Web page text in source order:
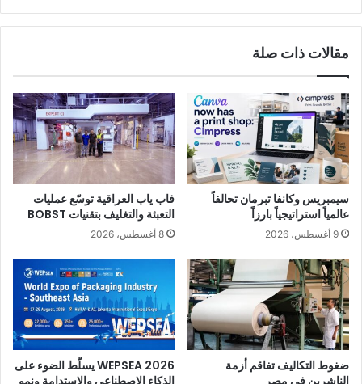
مقالات ذات صلة
سيمبريس وكانفا تبرمان تحالفاً
عالمياً استراتيجياً بارزاً
9 أغسطس، 2026
فاب ياب العراقية توسّع عمليات
التعبئة والتغليف بتقنيات BOBST
8 أغسطس، 2026
ضغوط التكاليف تفاقم أزمة
WEPSEA 2026 يسلّط الضوء على